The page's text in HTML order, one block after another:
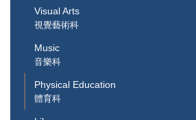
Visual Arts
視覺藝術科
Music
音樂科
Physical Education
體育科